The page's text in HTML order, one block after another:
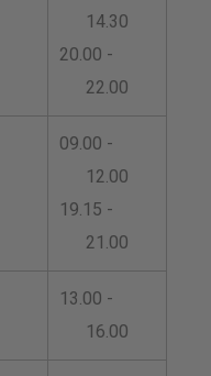
14.30
20.00 -
22.00
09.00 -
12.00
19.15 -
21.00
13.00 -
16.00